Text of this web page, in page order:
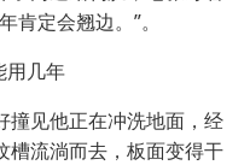
肯定会翘边。”。
用几年
撞见他正在冲洗地面，经
槽流淌而去，板面变得干